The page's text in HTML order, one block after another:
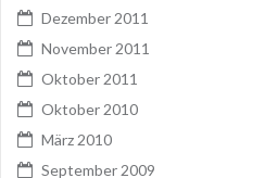
Dezember 2011
November 2011
Oktober 2011
Oktober 2010
März 2010
September 2009